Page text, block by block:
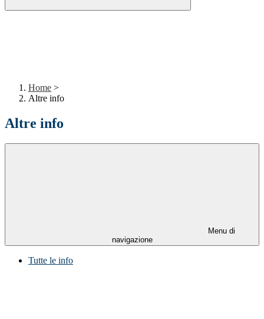
Home >
Altre info
Altre info
Menu di
navigazione
Tutte le info